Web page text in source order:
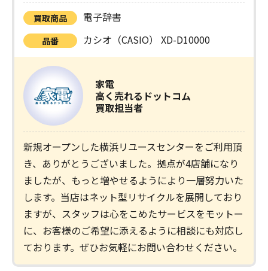
買取商品 電子辞書
品番 カシオ（CASIO） XD-D10000
家電
高く売れるドットコム
買取担当者
新規オープンした横浜リユースセンターをご利用頂
き、ありがとうございました。拠点が4店舗になり
ましたが、もっと増やせるようにより一層努力いた
します。当店はネット型リサイクルを展開しており
ますが、スタッフは心をこめたサービスをモットー
に、お客様のご希望に添えるように相談にも対応し
ております。ぜひお気軽にお問い合わせください。